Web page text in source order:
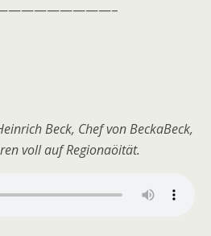
Beck, Chef von BeckaBeck,
voll auf Regionaöität.